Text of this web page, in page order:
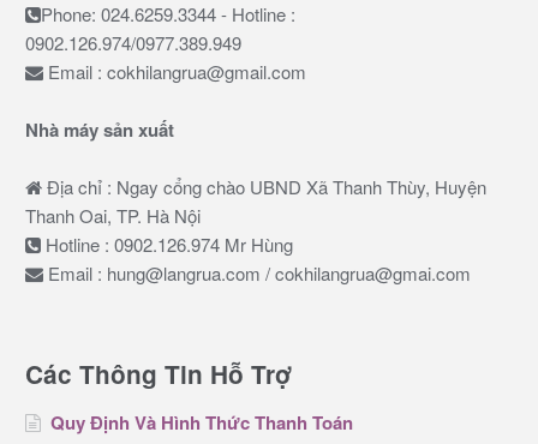
Phone: 024.6259.3344 - Hotline :
0902.126.974/0977.389.949
Email : cokhilangrua@gmail.com
Nhà máy sản xuất
Địa chỉ : Ngay cổng chào UBND Xã Thanh Thùy, Huyện
Thanh Oai, TP. Hà Nội
Hotline : 0902.126.974 Mr Hùng
Email : hung@langrua.com / cokhilangrua@gmai.com
Các Thông Tin Hỗ Trợ
Quy Định Và Hình Thức Thanh Toán